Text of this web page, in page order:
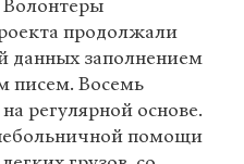
Волонтеры
продолжали
данных заполнением
писем. Восемь
регулярной основе.
помощи